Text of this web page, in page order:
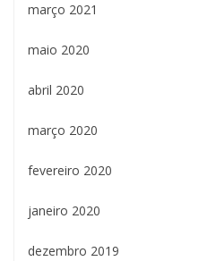
março 2021
maio 2020
abril 2020
março 2020
fevereiro 2020
janeiro 2020
dezembro 2019